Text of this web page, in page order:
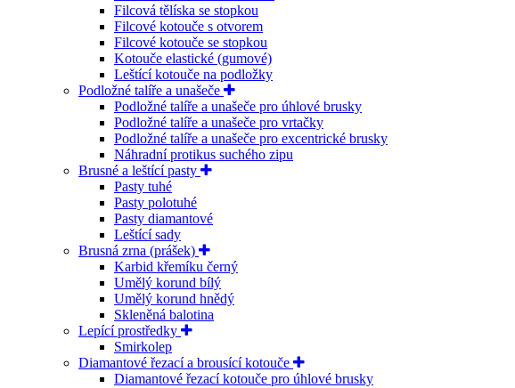
Filcová tělíska se stopkou
Filcové kotouče s otvorem
Filcové kotouče se stopkou
Kotouče elastické (gumové)
Leštící kotouče na podložky
Podložné talíře a unašeče
Podložné talíře a unašeče pro úhlové brusky
Podložné talíře a unašeče pro vrtačky
Podložné talíře a unašeče pro excentrické brusky
Náhradní protikus suchého zipu
Brusné a leštící pasty
Pasty tuhé
Pasty polotuhé
Pasty diamantové
Leštící sady
Brusná zrna (prášek)
Karbid křemíku černý
Umělý korund bílý
Umělý korund hnědý
Skleněná balotina
Lepící prostředky
Smirkolep
Diamantové řezací a brousící kotouče
Diamantové řezací kotouče pro úhlové brusky